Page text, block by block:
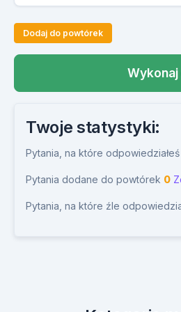
Dodaj do powtórek
Twoje statystyki:
Pytania, na które
Pytania dodane do powtórek 0
Pytania, na które źle